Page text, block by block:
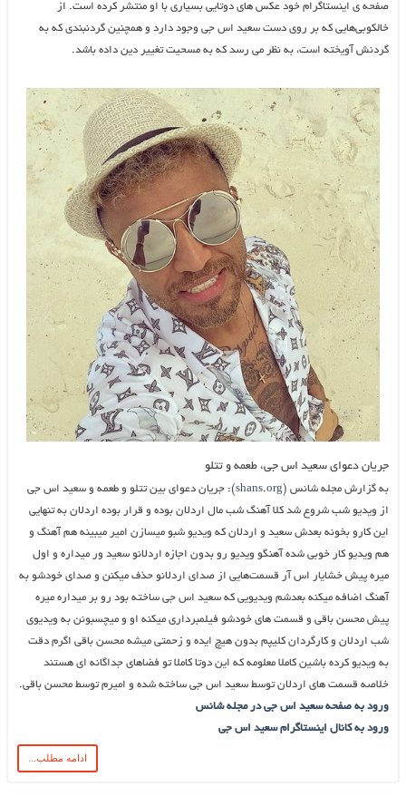
صفحه ی اینستاگرام خود عکس های دوتایی بسیاری با او منتشر کرده است. از
خالکوبی‌هایی که بر روی دست سعید اس جی وجود دارد و همچنین گردنبندی که به
گردنش آویخته است، به نظر می رسد که به مسحیت تغییر دین داده باشد.
جریان دعوای سعید اس جی، طعمه و تتلو
به گزارش مجله شانس (shans.org): جریان دعوای بین تتلو و طعمه و سعید اس جی
از ویدیو شب شروع شد کلا آهنگ شب مال اردلان بوده و قرار بوده اردلان به تنهایی
این کارو بخونه بعدش سعید و اردلان که ویدیو شبو میسازن امیر میبینه هم آهنگ و
هم ویدیو کار خوبی شده آهنگو ویدیو رو بدون اجازه اردلانو سعید ور میداره و اول
میره پیش خشایار اس آر قسمت‌هایی از صدای اردلانو حذف میکنن و صدای خودشو به
آهنگ اضافه میکنه بعدشم ویدیویی که سعید اس جی ساخته بود رو بر میداره میره
پیش محسن باقی و قسمت های خودشو فیلمبرداری میکنه او و میچسبونن به ویدیوی
شب اردلان و کارگردان کلیپم بدون هیچ ایده و زحمتی میشه محسن باقی اگرم دقت
به ویدیو کرده باشین کاملا معلومه که این دوتا کاملا تو فضاهای جداگانه ای هستند
خلاصه قسمت های اردلان توسط سعید اس جی ساخته شده و امیرم توسط محسن باقی.
ورود به صفحه سعید اس جی در مجله شانس
ورود به کانال اینستاگرام سعید اس جی
ادامه مطلب...